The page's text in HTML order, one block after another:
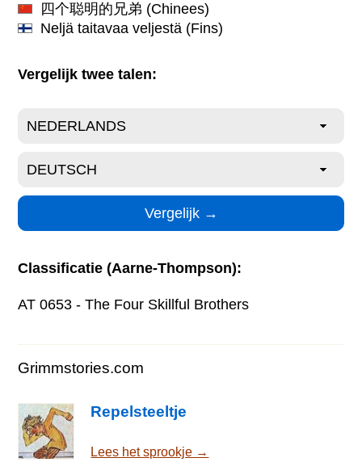
四个聪明的兄弟 (Chinees)
Neljä taitavaa veljestä (Fins)
Vergelijk twee talen:
Classificatie (Aarne-Thompson):
AT 0653 - The Four Skillful Brothers
Grimmstories.com
Repelsteeltje
Lees het sprookje →